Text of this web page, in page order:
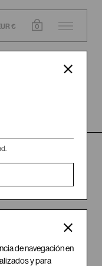
€ 0
de navegación en
y para
Desfiles